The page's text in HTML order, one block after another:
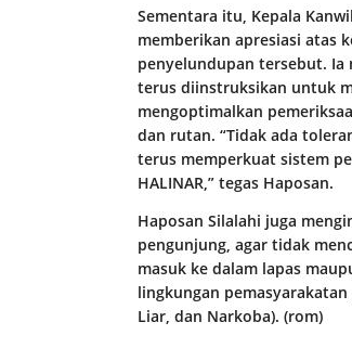
Sementara itu, Kepala
memberikan apresiasi atas
penyelundupan tersebut. Ia
terus diinstruksikan untuk
mengoptimalkan
dan rutan. “Tidak ada
terus memperkuat sistem
HALINAR,” tegas Haposan.
Haposan Silalahi juga
pengunjung, agar tidak
masuk ke dalam lapas
lingkungan
Liar, dan Narkoba). (rom)